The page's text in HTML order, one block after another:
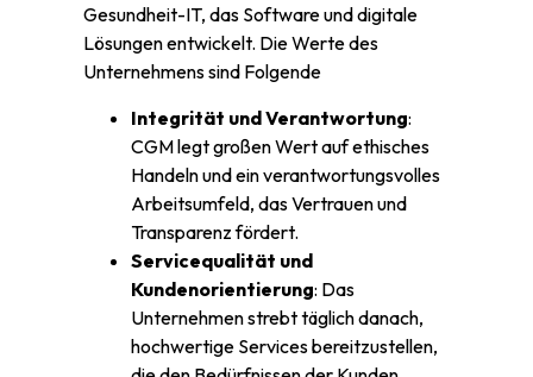
Gesundheit-IT, das Software und digitale
Lösungen entwickelt. Die Werte des
Unternehmens sind Folgende
Integrität und Verantwortung:
CGM legt großen Wert auf ethisches
Handeln und ein verantwortungsvolles
Arbeitsumfeld, das Vertrauen und
Transparenz fördert.
Servicequalität und
Kundenorientierung: Das
Unternehmen strebt täglich danach,
hochwertige Services bereitzustellen,